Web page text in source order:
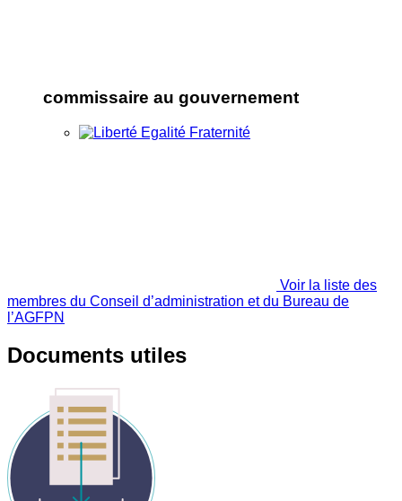
commissaire au gouvernement
Voir la liste des
membres du Conseil d’administration et du Bureau de
l’AGFPN
Documents utiles